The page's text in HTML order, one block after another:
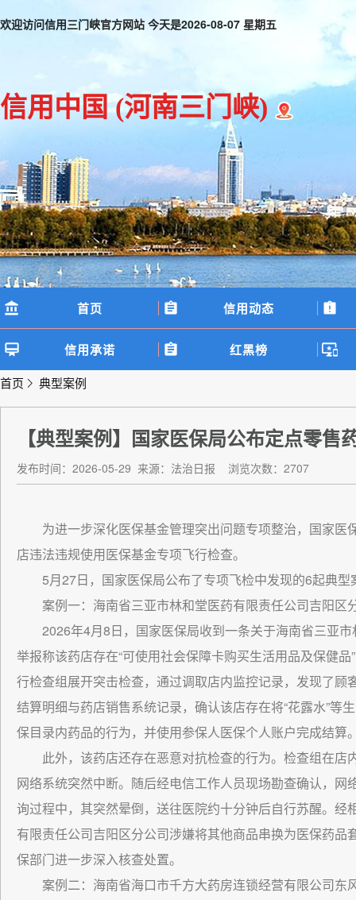
欢迎访问信用三门峡官方网站 今天是2026-08-07 星期五
信用中国(河南三门峡)
首页 信用动态
信用承诺 红黑榜
首页 典型案例
【典型案例】国家医保局公布定点零
发布时间：2026-05-29 来源：法治日报 浏览次数：2707
为进一步深化医保基金管理突出问题专项整治，国家
店违法违规使用医保基金专项飞行检查。
5月27日，国家医保局公布了专项飞检中发现的6起典
案例一：海南省三亚市林和堂医药有限责任公司吉阳
2026年4月8日，国家医保局收到一条关于海南省三亚
举报称该药店存在“可使用社会保障卡购买生活用品及保健
行检查组展开突击检查，通过调取店内监控记录，发现了
结算明细与药店销售系统记录，确认该店存在将“花露水”等
保目录内药品的行为，并使用参保人医保个人账户完成结算
此外，该药店还存在恶意对抗检查的行为。检查组在
网络系统突然中断。随后经电信工作人员现场勘查确认，
询过程中，其突然晕倒，送往医院约十分钟后自行苏醒。
有限责任公司吉阳区分公司涉嫌将其他商品串换为医保药
保部门进一步深入核查处置。
案例二：海南省海口市千方大药房连锁经营有限公司